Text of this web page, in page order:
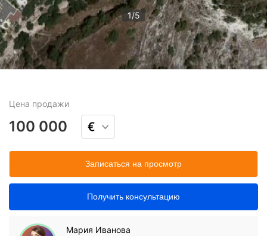
1/5
Цена продажи
100 000
Записаться на просмотр
Получить консультацию
Мария Иванова